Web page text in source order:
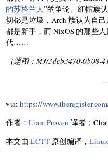
的苏格兰人”的争论。红帽族
切都是垃圾，Arch 族认为自
都是新手，而 NixOS 的那些
代……
（题图：MJ/3dcb3470-0b08-
via: https://
作者： Liam Proven 译者：
本文由 LCTT 原创编译，